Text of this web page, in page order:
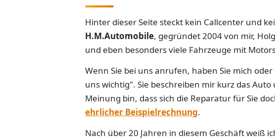
Hinter dieser Seite steckt kein Callcenter und
H.M.Automobile, gegründet 2004 von mir,
und eben besonders viele Fahrzeuge mit
Wenn Sie bei uns anrufen, haben Sie mich
uns wichtig". Sie beschreiben mir kurz das
Meinung bin, dass sich die Reparatur für Sie
ehrlicher Beispielrechnung.
Nach über 20 Jahren in diesem Geschäft weiß